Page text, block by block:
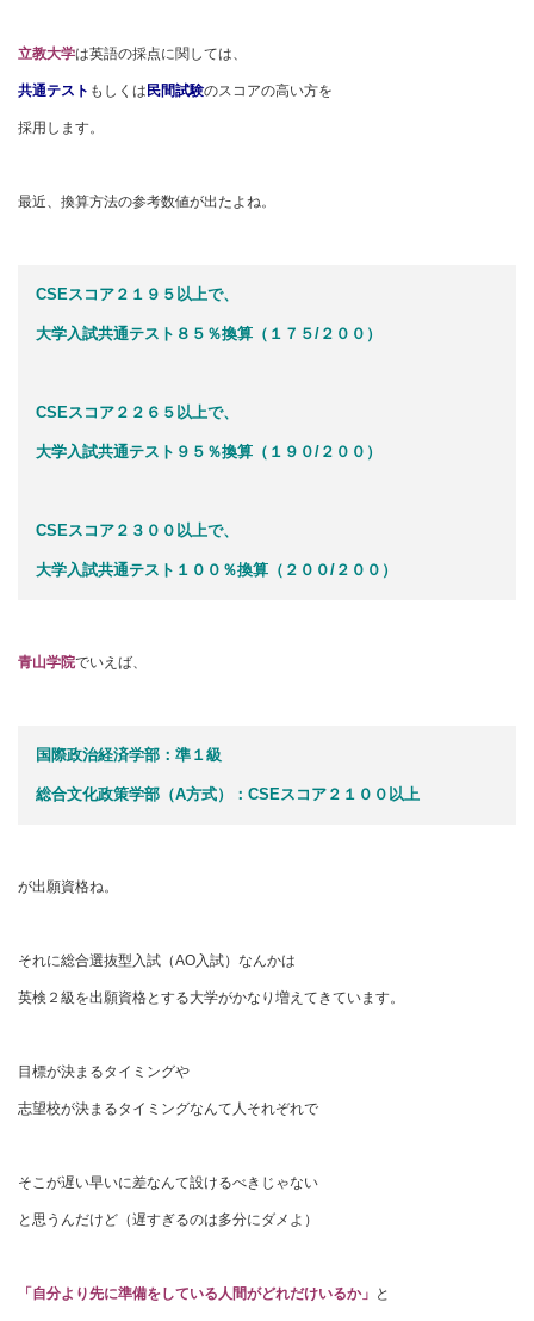
立教大学は英語の採点に関しては、
共通テスト もしくは 民間試験のスコアの高い方を
採用します。
最近、換算方法の参考数値が出たよね。
CSEスコア２１９５以上で、
大学入試共通テスト８５％換算（１７５/２００）
CSEスコア２２６５以上で、
大学入試共通テスト９５％換算（１９０/２００）
CSEスコア２３００以上で、
大学入試共通テスト１００％換算（２００/２００）
青山学院でいえば、
国際政治経済学部：準１級
総合文化政策学部（A方式）：CSEスコア２１００以上
が出願資格ね。
それに総合選抜型入試（AO入試）なんかは
英検２級を出願資格とする大学がかなり増えてきています。
目標が決まるタイミングや
志望校が決まるタイミングなんて人それぞれで
そこが遅い早いに差なんて設けるべきじゃない
と思うんだけど（遅すぎるのは多分にダメよ）
「自分より先に準備をしている人間がどれだけいるか」 と